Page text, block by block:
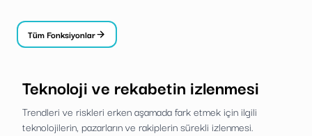
Tüm Fonksiyonlar
Teknoloji ve rekabetin izlenmesi
Trendleri ve riskleri erken aşamada fark etmek için ilgili
teknolojilerin, pazarların ve rakiplerin sürekli izlenmesi.